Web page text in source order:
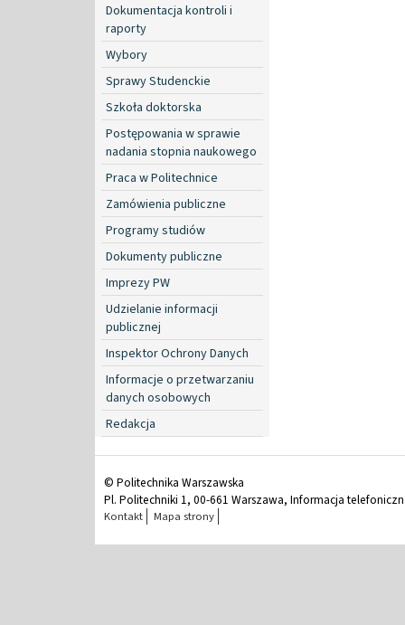
Dokumentacja kontroli i
raporty
Wybory
Sprawy Studenckie
Szkoła doktorska
Postępowania w sprawie
nadania stopnia naukowego
Praca w Politechnice
Zamówienia publiczne
Programy studiów
Dokumenty publiczne
Imprezy PW
Udzielanie informacji
publicznej
Inspektor Ochrony Danych
Informacje o przetwarzaniu
danych osobowych
Redakcja
© Politechnika Warszawska
Pl. Politechniki 1, 00-661 Warszawa, Informacja
Kontakt Mapa strony